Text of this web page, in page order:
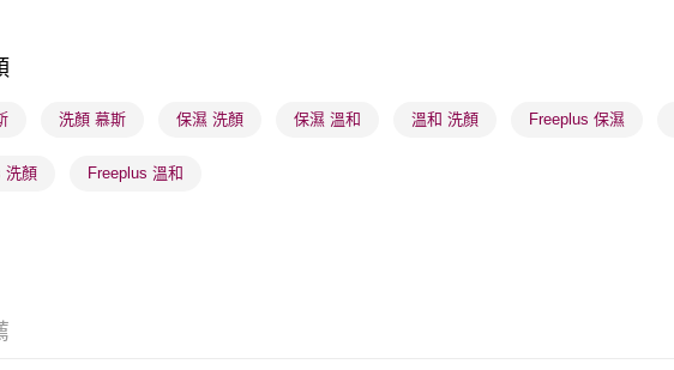
物流公司進行物流配送
洗顏 慕斯 保濕 洗顏 保濕 溫和 溫和 洗顏 Freeplus 保濕
洗顏 Freeplus 溫和